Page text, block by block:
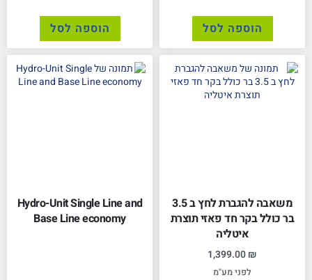
הוספה לסל הוספה לסל
משאבה להגברת לחץ ב 3.5
בר כולל בקר חד פאזי תוצרת
איטליה
1,399.00₪
לפני מע"מ
Hydro-Unit Single Line and
Base Line economy